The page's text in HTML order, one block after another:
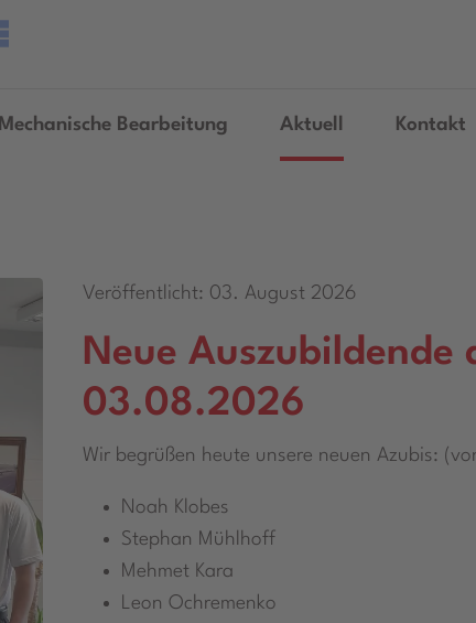
Mechanische Bearbeitung Aktuell Kontakt
Veröffentlicht: 03. August 2026
Neue Auszubildende
03.08.2026
Wir begrüßen heute unsere neuen Azubis:
Noah Klobes
Stephan Mühlhoff
Mehmet Kara
Leon Ochremenko